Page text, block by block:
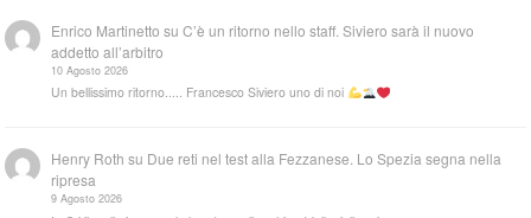
Enrico Martinetto suC’è un ritorno nello staff. Siviero sarà il nuovo
addetto all’arbitro
10 Agosto 2026
Un bellissimo ritorno..... Francesco Siviero uno di noi
Henry Roth su Due reti nel test alla Fezzanese. Lo Spezia segna nella
ripresa
9 Agosto 2026